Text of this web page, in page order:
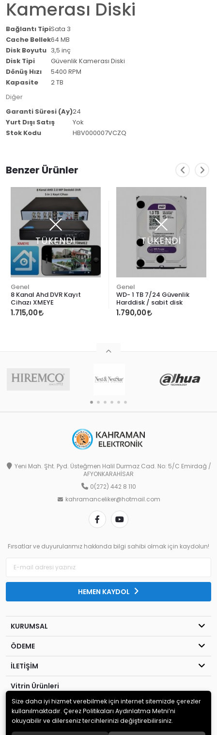
Kamerası Diski
Bağlantı TipiSata 3
Cache Bellek64 MB
Disk Boyutu
3,5 inç
Disk Tipi
Güvenlik Kamerası Diski
Dönüş Hızı
5400 RPM
Kapasite
2 TB
Diğer
Garanti Süresi (Ay)24
Yurt Dışı Satış
Yok
Stok Kodu
HBV000007VCZQ
Benzer Ürünler
TÜKENDİ
Genel
8 Kanal Ahd DVR Kayıt
Cihazı XMEYE
1.715,00
TÜKENDİ
Genel
WD- 1 TB 7/24 Güvenlik
Harddisk / sabit disk
1.790,00
Yeni Mah. Şht. Pyd. Üsteğmen Halil Durmaz Cad. No: 5/C Emirdağ /
AFYONKARAHİSAR
0(272) 442 8 110
kahramanceliker@hotmail.com
Fırsatlar ve duyurularımız hakkında bilgi sahibi olmak için kaydolun!
HEMEN KAYDOL
KURUMSAL
ÖDEME
İLETİŞİM
Vitrin Ürünleri
© 2020Kahraman Elektronik. Tüm hakları saklıdır.
Size daha iyi hizmet verebilmek için internet sitemizde çerezler
kullanılmaktadır. Çerez Politikaları Aydınlatma Metni’ni
okuyabilir ve dilerseniz tercihlerinizi değiştirebilirsiniz.